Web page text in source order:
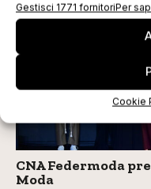
Gestisci 1771 fornitoriPer
Cookie
CNA Federmoda
Moda